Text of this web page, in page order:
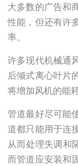
大多数的广告和
性能，但还有许
率。
许多现代机械通
后倾式离心叶片
将增加风机的能耗
管道最好尽可能
道都只能用于连
从而处理失调和
而管道应安装和